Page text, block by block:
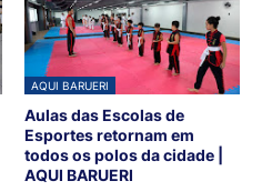
AQUI BARUERI
Aulas das Escolas de
Esportes retornam em
todos os polos da cidade |
AQUI BARUERI